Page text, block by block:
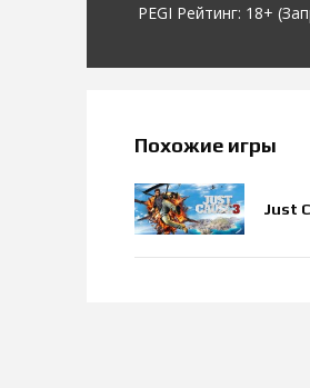
PEGI Рейтинг: 18+
Похожие игры
Just